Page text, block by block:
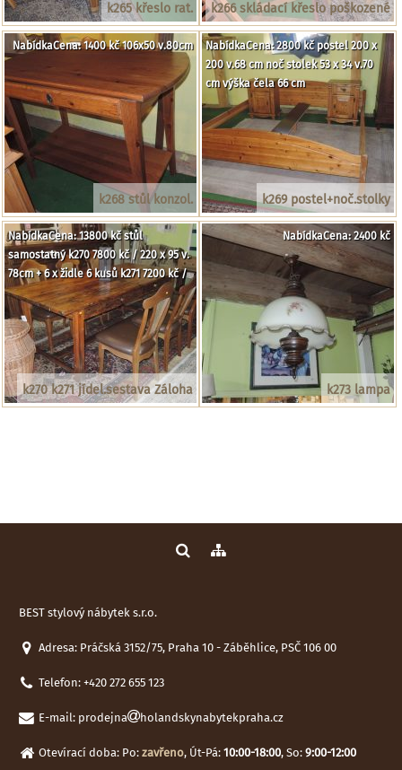
k265 křeslo rat. k266 skládací křeslo poškozené
k268 stůl konzol.
NabídkaCena: 1400 kč 106x50 v.80cm
k269 postel+noč.stolky
NabídkaCena: 2800 kč postel 200 x
200 v.68 cm noč stolek 53 x 34 v.70
cm výška čela 66 cm
k270 k271 jídel.sestava Záloha
NabídkaCena: 13800 kč stůl
samostatný k270 7800 kč / 220 x 95 v.
78cm + 6 x židle 6 kusů k271 7200 kč /
k273 lampa
NabídkaCena: 2400 kč
BEST stylový nábytek s.r.o.
Adresa: Práčská 3152/75, Praha 10 - Záběhlice, PSČ 106 00
Telefon: +420 272 655 123
E-mail: prodejna holandskynabytekpraha.cz
Otevírací doba: Po: zavřeno, Út-Pá: 10:00-18:00, So: 9:00-12:00